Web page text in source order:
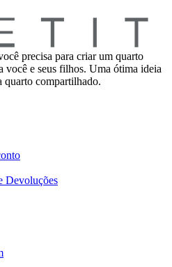
precisa para criar um quarto
você e seus filhos. Uma ótima ideia
quarto compartilhado.
Devoluções